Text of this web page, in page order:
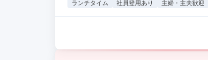
ランチタイム 社員登用あり 主婦・主夫歓迎